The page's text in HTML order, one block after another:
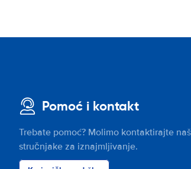
Pomoć i kontakt
Trebate pomoć? Molimo kontaktirajte
stručnjake za iznajmljivanje.